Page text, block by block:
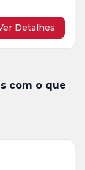
Detalhes
com o que